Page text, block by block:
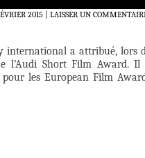
2015 LAISSER UN
international a attribué, lors
l’Audi Short Film Award. Il
les European Film